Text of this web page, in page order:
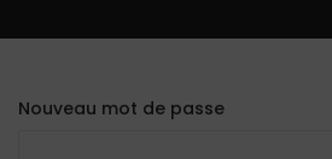
Nouveau mot de passe